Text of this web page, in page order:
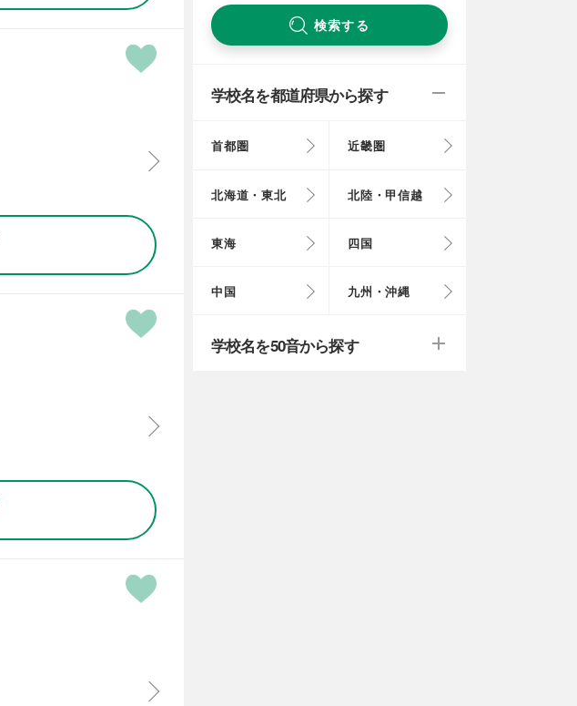
検索する
学校名を都道府県から探す
首都圏 近畿圏
北海道・東北 北陸・甲信越
東海 四国
中国 九州・沖縄
学校名を50音から探す